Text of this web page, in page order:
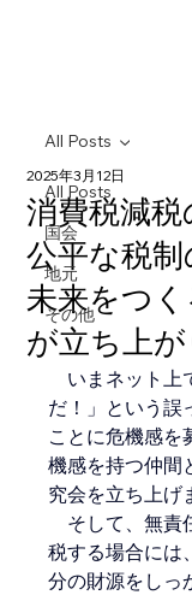
All Posts
国会
地元
その他
All Posts
消費税減
公平な税
未来をつく
が立ち上が
2025年3月12日
いまネット上
だ！」という誤
ことに危機感を
機感を持つ仲間
究会を立ち上げ
そして、無責
税する場合には
分の財源をしっ